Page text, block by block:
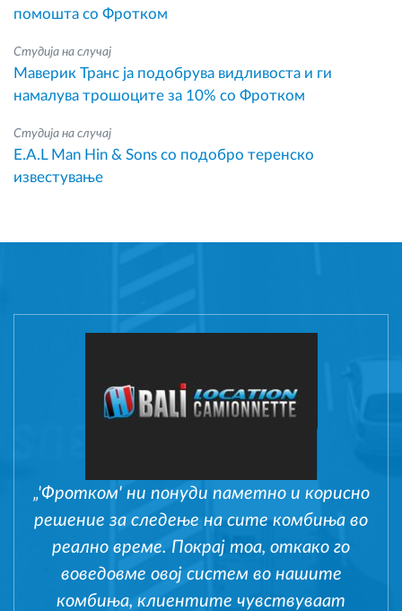
помошта со Фротком
Студија на случај
Маверик Транс ја подобрува видливоста и ги
намалува трошоците за 10% со Фротком
Студија на случај
E.A.L Man Hin & Sons со подобро теренско
известување
„'Фротком' ни понуди паметно и корисно
решение за следење на сите комбиња во
реално време. Покрај тоа, откако го
воведовме овој систем во нашите
комбиња, клиентите чувствуваат